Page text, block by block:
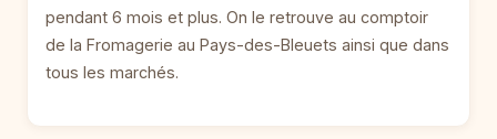
pendant 6 mois et plus. On le retrouve au comptoir
de la Fromagerie au Pays-des-Bleuets ainsi que dans
tous les marchés.